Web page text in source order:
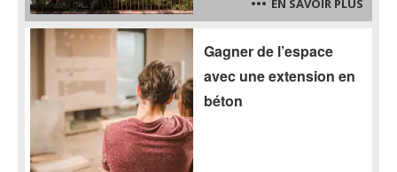
EN SAVOIR PLUS
Gagner de l’espace
avec une extension en
béton